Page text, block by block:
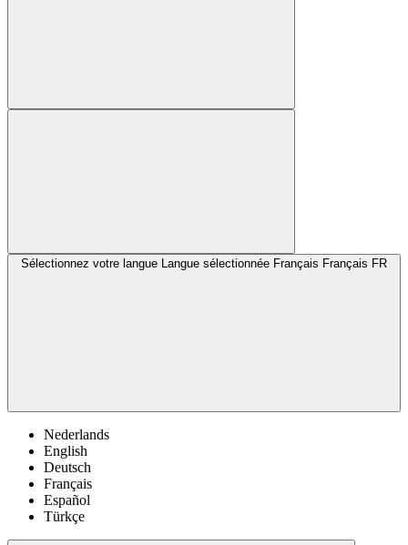
Sélectionnez votre langue Langue sélectionnée Français Français FR
Nederlands
English
Deutsch
Français
Español
Türkçe